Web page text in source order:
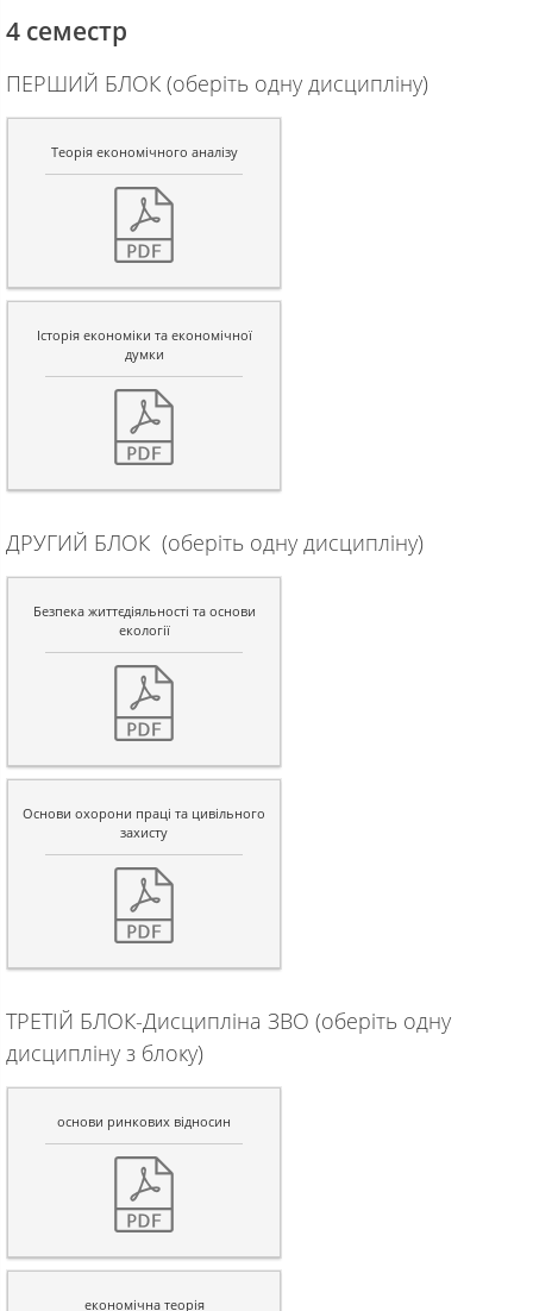
4 семестр
ПЕРШИЙ БЛОК (оберіть одну дисципліну)
Теорія економічного аналізу
Історія економіки та економічної
думки
ДРУГИЙ БЛОК (оберіть одну дисципліну)
Безпека життєдіяльності та основи
екології
Основи охорони праці та цивільного
захисту
ТРЕТІЙ БЛОК-Дисципліна ЗВО (оберіть одну
дисципліну з блоку)
основи ринкових відносин
економічна теорія